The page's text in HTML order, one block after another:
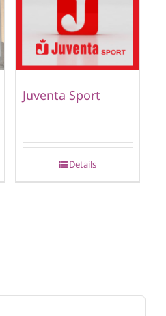
Juventa Sport
Details